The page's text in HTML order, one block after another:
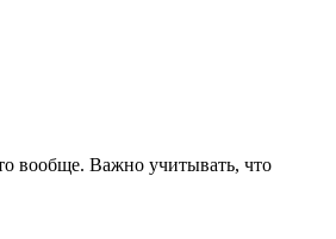
вообще. Важно учитывать, что